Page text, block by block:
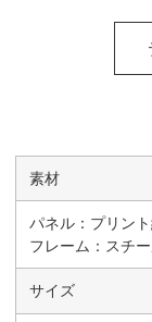
素材
パネル：プリン
フレーム：スチ
サイズ